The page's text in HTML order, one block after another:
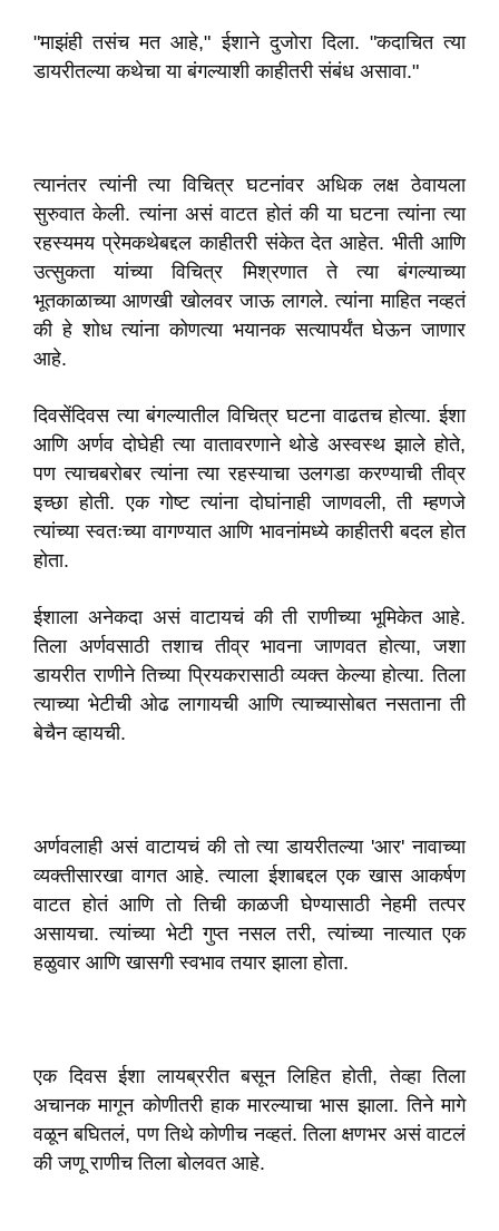
"माझंही तसंच मत आहे," ईशाने दुजोरा दिला. "कदाचित त्या
डायरीतल्या कथेचा या बंगल्याशी काहीतरी संबंध असावा."
त्यानंतर त्यांनी त्या विचित्र घटनांवर अधिक लक्ष ठेवायला
सुरुवात केली. त्यांना असं वाटत होतं की या घटना त्यांना त्या
रहस्यमय प्रेमकथेबद्दल काहीतरी संकेत देत आहेत. भीती आणि
उत्सुकता यांच्या विचित्र मिश्रणात ते त्या बंगल्याच्या
भूतकाळाच्या आणखी खोलवर जाऊ लागले. त्यांना माहित नव्हतं
की हे शोध त्यांना कोणत्या भयानक सत्यापर्यंत घेऊन जाणार
आहे.
दिवसेंदिवस त्या बंगल्यातील विचित्र घटना वाढतच होत्या. ईशा
आणि अर्णव दोघेही त्या वातावरणाने थोडे अस्वस्थ झाले होते,
पण त्याचबरोबर त्यांना त्या रहस्याचा उलगडा करण्याची तीव्र
इच्छा होती. एक गोष्ट त्यांना दोघांनाही जाणवली, ती म्हणजे
त्यांच्या स्वतःच्या वागण्यात आणि भावनांमध्ये काहीतरी बदल होत
होता.
ईशाला अनेकदा असं वाटायचं की ती राणीच्या भूमिकेत आहे.
तिला अर्णवसाठी तशाच तीव्र भावना जाणवत होत्या, जशा
डायरीत राणीने तिच्या प्रियकरासाठी व्यक्त केल्या होत्या. तिला
त्याच्या भेटीची ओढ लागायची आणि त्याच्यासोबत नसताना ती
बेचैन व्हायची.
अर्णवलाही असं वाटायचं की तो त्या डायरीतल्या 'आर' नावाच्या
व्यक्तीसारखा वागत आहे. त्याला ईशाबद्दल एक खास आकर्षण
वाटत होतं आणि तो तिची काळजी घेण्यासाठी नेहमी तत्पर
असायचा. त्यांच्या भेटी गुप्त नसल तरी, त्यांच्या नात्यात एक
हळुवार आणि खासगी स्वभाव तयार झाला होता.
एक दिवस ईशा लायब्ररीत बसून लिहित होती, तेव्हा तिला
अचानक मागून कोणीतरी हाक मारल्याचा भास झाला. तिने मागे
वळून बघितलं, पण तिथे कोणीच नव्हतं. तिला क्षणभर असं वाटलं
की जणू राणीच तिला बोलवत आहे.